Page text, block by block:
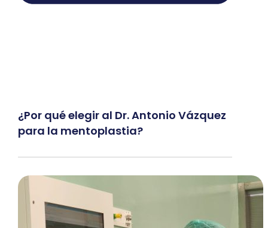
¿Por qué elegir al Dr. Antonio Vázquez
para la mentoplastia?